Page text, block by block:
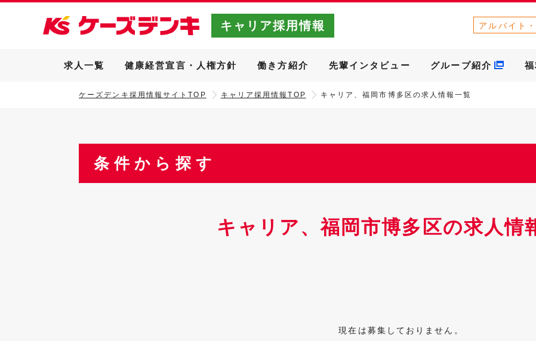
キャリア採用情報 アルバイト
求人一覧 健康経営宣言・人権方針 働き方紹介 先輩インタビュー グループ紹介
ケーズデンキ採用情報サイトTOP キャリア採用情報TOP キャリア、福岡市博多区の求人情報一覧
条件から探す
キャリア、福岡市博多区の求人情
現在は募集しておりません。